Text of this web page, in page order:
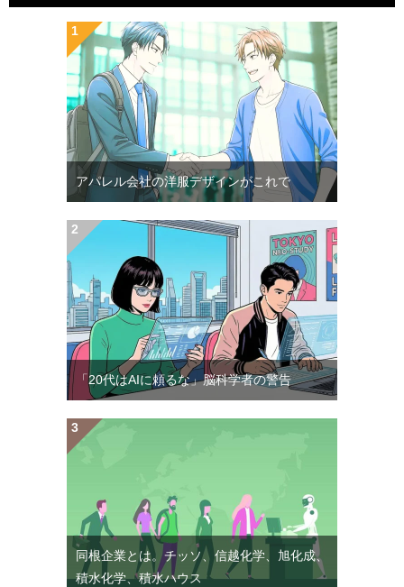
アパレル会社の洋服デザインがこれで
「20代はAIに頼るな」脳科学者の警告
同根企業とは。チッソ、信越化学、旭化成、
積水化学、積水ハウス